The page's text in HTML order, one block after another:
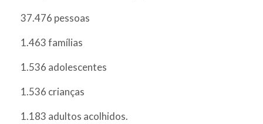
37.476 pessoas
1.463 famílias
1.536 adolescentes
1.536 crianças
1.183 adultos acolhidos.